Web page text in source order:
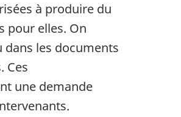
à produire du
pour elles. On
dans les documents
Ces
une demande